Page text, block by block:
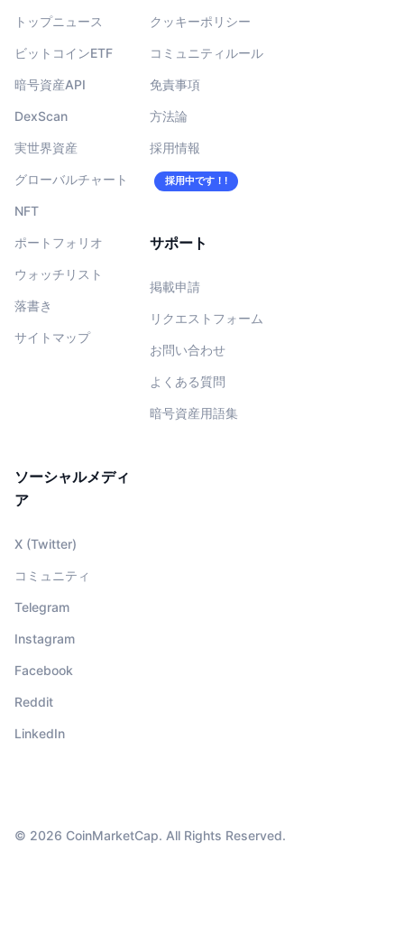
トップニュース
ビットコインETF
暗号資産API
DexScan
実世界資産
グローバルチャート
NFT
ポートフォリオ
ウォッチリスト
落書き
サイトマップ
クッキーポリシー
コミュニティルール
免責事項
方法論
採用情報
採用中です！!
サポート
掲載申請
リクエストフォーム
お問い合わせ
よくある質問
暗号資産用語集
ソーシャルメディ
ア
X (Twitter)
コミュニティ
Telegram
Instagram
Facebook
Reddit
LinkedIn
© 2026 CoinMarketCap. All Rights Reserved.